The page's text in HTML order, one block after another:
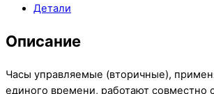
Детали
Описание
Часы управляемые (вторичные),
единого времени, работают совместно